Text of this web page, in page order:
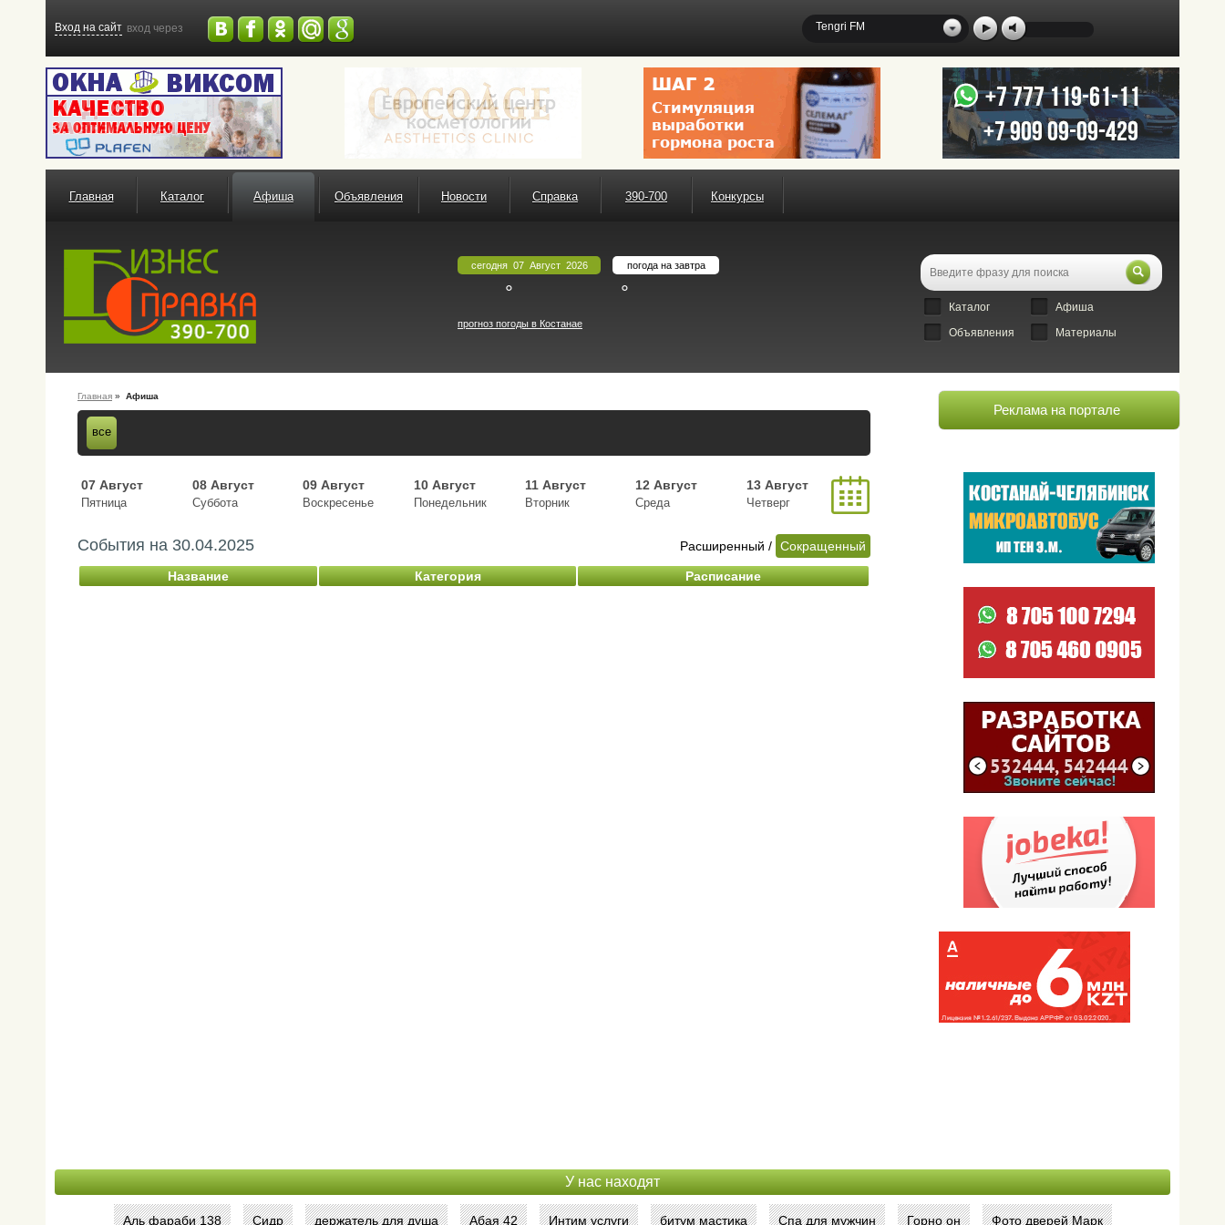
Вход на сайт вход через Tengri FM
Главная Каталог Афиша Объявления Новости Справка 390-700 Конкурсы
сегодня 07 Август 2026
°
погода на завтра
°
прогноз погоды в Костанае
Каталог
Афиша
Объявления
Материалы
Главная » Афиша
все
07 Август
Пятница
08 Август
Суббота
09 Август
Воскресенье
10 Август
Понедельник
11 Август
Вторник
12 Август
Среда
13 Август
Четверг
События на 30.04.2025 Расширенный / Сокращенный
Название Категория Расписание
Реклама на портале
У нас находят
Аль фараби 138 Сидр держатель для душа Абая 42 Интим услуги битум мастика Спа для мужчин Горно он Фото дверей Марк